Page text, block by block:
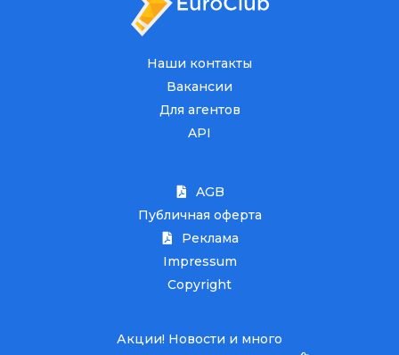
Наши контакты
Вакансии
Для агентов
API
AGB
Публичная оферта
Реклама
Impressum
Copyright
Акции! Новости и много